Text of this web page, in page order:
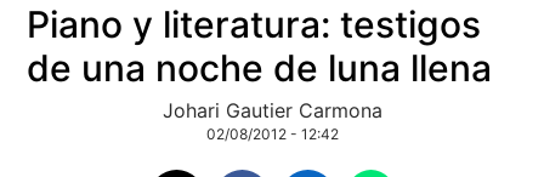
Piano y literatura: testigos
de una noche de luna llena
Johari Gautier Carmona
02/08/2012 - 12:42